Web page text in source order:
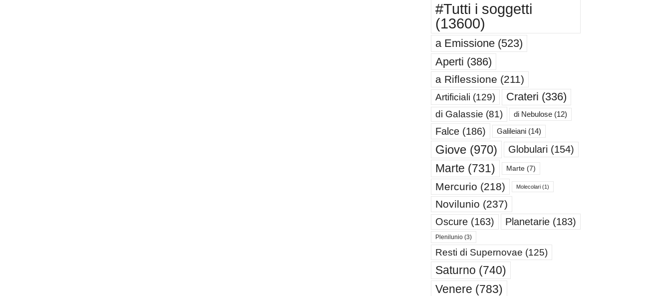
#Tutti i soggetti
(13600)
a Emissione(523)
Aperti (386)
a Riflessione (211)
Artificiali (129) Crateri (336)
di Galassie (81) di Nebulose(12)
Falce(186) Galileiani(14)
Giove(970) Globulari (154)
Marte (731) Marte(7)
Mercurio (218) Molecolari(1)
Novilunio (237)
Oscure(163) Planetarie(183)
Plenilunio(3)
Resti di Supernovae (125)
Saturno (740)
Venere (783)